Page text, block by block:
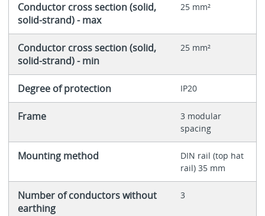
Conductor cross section (solid,
solid-strand) - max
25 mm²
Conductor cross section (solid,
solid-strand) - min
25 mm²
Degree of protection IP20
Frame
3 modular
spacing
Mounting method
DIN rail (top hat
rail) 35 mm
Number of conductors without
earthing
3